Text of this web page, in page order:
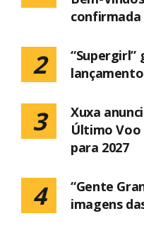
confirmada
2
“Supergirl”
3
Xuxa
Último Voo
para 2027
4
“Gente
imagens